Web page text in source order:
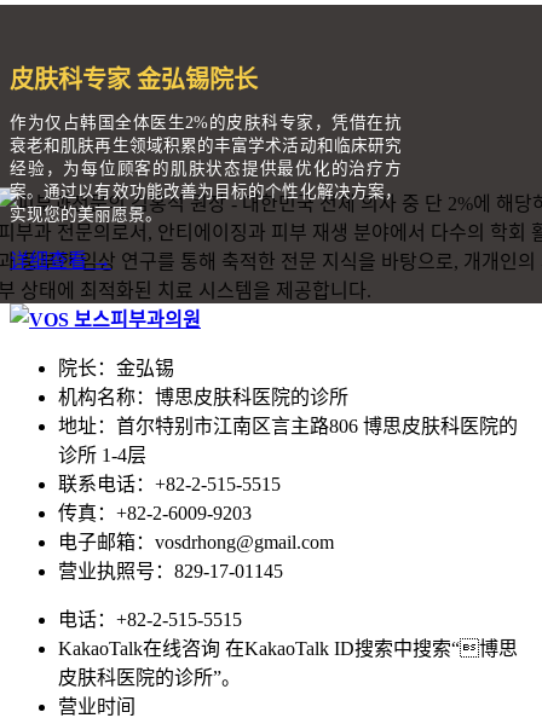
皮肤科专家 金弘锡院长
作为仅占韩国全体医生2%的皮肤科专家，凭借在抗
衰老和肌肤再生领域积累的丰富学术活动和临床研究
经验，为每位顾客的肌肤状态提供最优化的治疗方
案。通过以有效功能改善为目标的个性化解决方案，
实现您的美丽愿景。
详细查看 →
院长：金弘锡
机构名称：博思皮肤科医院的诊所
地址：首尔特别市江南区言主路806 博思皮肤科医院的
诊所 1-4层
联系电话：+82-2-515-5515
传真：+82-2-6009-9203
电子邮箱：vosdrhong@gmail.com
营业执照号：829-17-01145
电话：+82-2-515-5515
KakaoTalk在线咨询 在KakaoTalk ID搜索中搜索“博思
皮肤科医院的诊所”。
营业时间